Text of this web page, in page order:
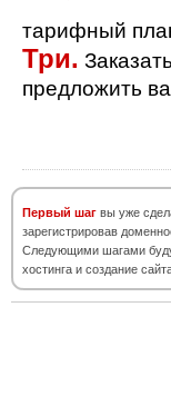
тарифный
Три.
предложить
Первый шаг вы уже
зарегистрировав
Следующими шагами
хостинга и создание